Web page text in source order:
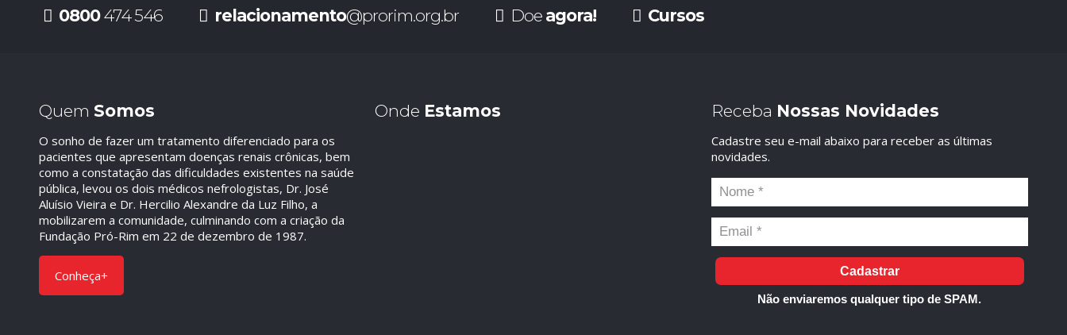
0800474 546 relacionamento@prorim.org.br Doe agora! Cursos
Quem Somos
O sonho de fazer um tratamento diferenciado para os
pacientes que apresentam doenças renais crônicas, bem
como a constatação das dificuldades existentes na saúde
pública, levou os dois médicos nefrologistas, Dr. José
Aluísio Vieira e Dr. Hercilio Alexandre da Luz Filho, a
mobilizarem a comunidade, culminando com a criação da
Fundação Pró-Rim em 22 de dezembro de 1987.
Conheça+
Onde Estamos Receba Nossas Novidades
Cadastre seu e-mail abaixo para receber as últimas
novidades.
Cadastrar
Não enviaremos qualquer tipo de SPAM.